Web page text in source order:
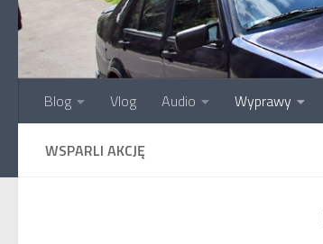
Blog Vlog Audio Wyprawy
WSPARLI AKCJĘ